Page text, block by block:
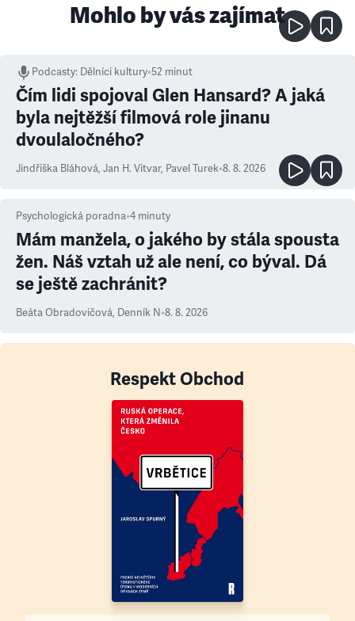
Mohlo by vás zajímat
Podcasty: Dělníci kultury•52 minut
Čím lidi spojoval Glen Hansard? A jaká
byla nejtěžší filmová role jinanu
dvoulaločného?
Jindřiška Bláhová, Jan H. Vitvar, Pavel Turek•8. 8. 2026
Psychologická poradna•4 minuty
Mám manžela, o jakého by stála spousta
žen. Náš vztah už ale není, co býval. Dá
se ještě zachránit?
Beáta Obradovičová, Denník N•8. 8. 2026
Respekt Obchod